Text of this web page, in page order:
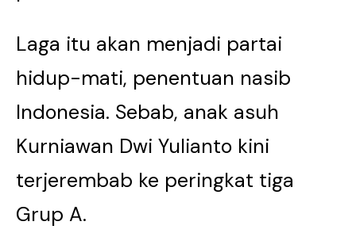
Laga itu akan menjadi partai
hidup-mati, penentuan nasib
Indonesia. Sebab, anak asuh
Kurniawan Dwi Yulianto kini
terjerembab ke peringkat tiga
Grup A.